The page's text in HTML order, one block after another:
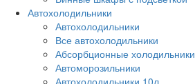
Автохолодильники
Автохолодильники
Все автохолодильники
Абсорбционные холодильники
Автоморозильники
Автохолодильники 10л